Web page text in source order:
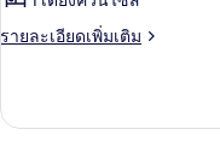
แฟ
ลี่
รายละเอียดเพิ่มเติม
ราย
เกี่ยว